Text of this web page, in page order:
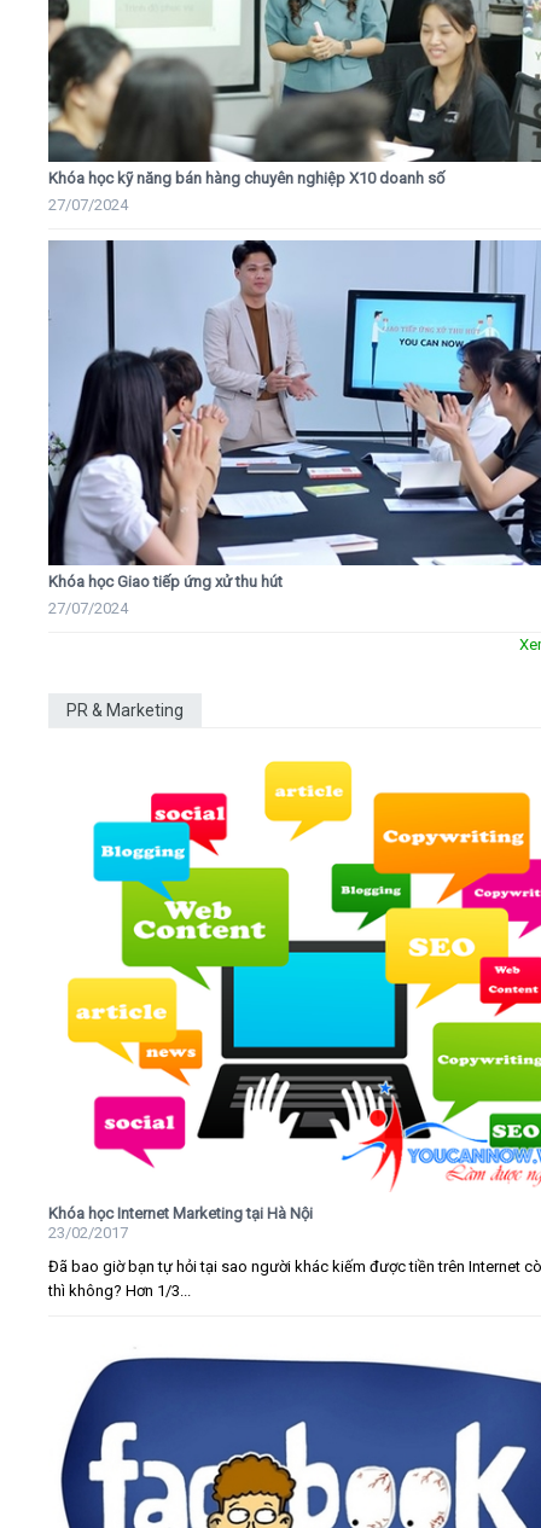
Khóa học kỹ năng bán hàng chuyên nghiệp X10 doanh số
27/07/2024
Khóa học Giao tiếp ứng xử thu hút
27/07/2024
PR & Marketing
Khóa học Internet Marketing tại Hà Nội
23/02/2017
Đã bao giờ bạn tự hỏi tại sao người khác kiếm được tiền trên Internet
thì không? Hơn 1/3...